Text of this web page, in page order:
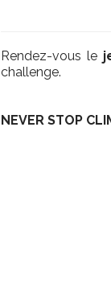
Rendez-vous le
challenge.
NEVER STOP